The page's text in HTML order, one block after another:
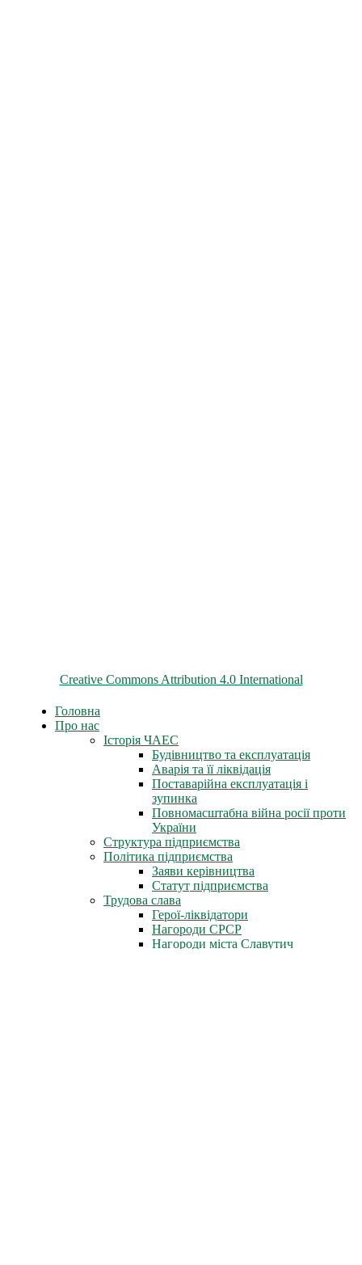
Creative Commons Attribution 4.0 International
Головна
Про нас
Історія ЧАЕС
Будівництво та експлуатація
Аварія та її ліквідація
Поставарійна експлуатація і
зупинка
Повномасштабна війна росії проти
України
Структура підприємства
Політика підприємства
Заяви керівництва
Статут підприємства
Трудова слава
Герої-ліквідатори
Нагороди СРСР
Нагороди міста Славутич